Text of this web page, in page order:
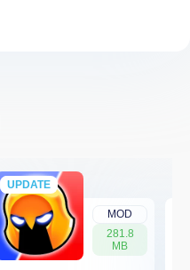
MOD
281.8
MB
UPDATE
NEW